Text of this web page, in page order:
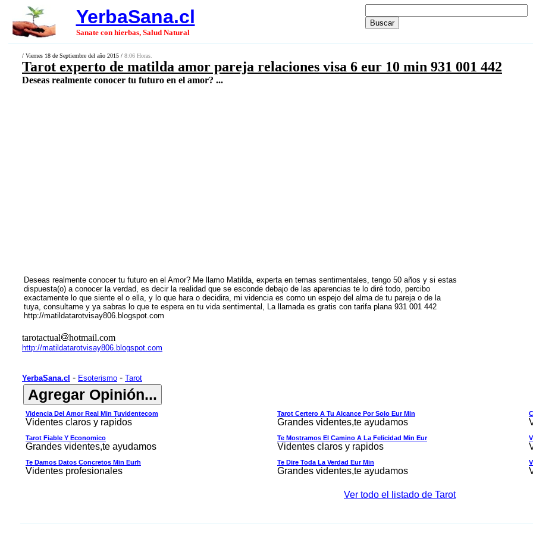
YerbaSana.cl
Sanate con hierbas, Salud Natural
/ Viernes 18 de Septiembre del año 2015 / 8:06 Horas.
Tarot experto de matilda amor pareja relaciones visa 6 eur 10 min 931 001 442
Deseas realmente conocer tu futuro en el amor? ...
Deseas realmente conocer tu futuro en el Amor? Me llamo Matilda, experta en temas sentimentales, tengo 50 años y si estas
dispuesta(o) a conocer la verdad, es decir la realidad que se esconde debajo de las aparencias te lo diré todo, percibo
exactamente lo que siente el o ella, y lo que hara o decidira, mi videncia es como un espejo del alma de tu pareja o de la
tuya, consultame y ya sabras lo que te espera en tu vida sentimental, La llamada es gratis con tarifa plana 931 001 442
http://matildatarotvisay806.blogspot.com
tarotactual hotmail.com
http://matildatarotvisay806.blogspot.com
YerbaSana.cl - Esoterismo - Tarot
Videncia Del Amor Real Min Tuvidentecom
Videntes claros y rapidos
Tarot Certero A Tu Alcance Por Solo Eur Min
Grandes videntes,te ayudamos
Tarot Fiable Y Economico
Grandes videntes,te ayudamos
Te Mostramos El Camino A La Felicidad Min Eur
Videntes claros y rapidos
Te Damos Datos Concretos Min Eurh
Videntes profesionales
Te Dire Toda La Verdad Eur Min
Grandes videntes,te ayudamos
Ver todo el listado de Tarot